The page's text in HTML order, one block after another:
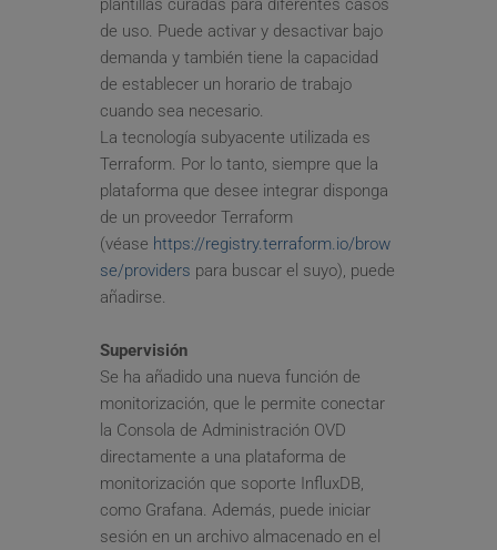
plantillas curadas para diferentes casos
de uso. Puede activar y desactivar bajo
demanda y también tiene la capacidad
de establecer un horario de trabajo
cuando sea necesario.
La tecnología subyacente utilizada es
Terraform. Por lo tanto, siempre que la
plataforma que desee integrar disponga
de un proveedor Terraform
(véase https://registry.terraform.io/brow
se/providers para buscar el suyo), puede
añadirse.
Supervisión
Se ha añadido una nueva función de
monitorización, que le permite conectar
la Consola de Administración OVD
directamente a una plataforma de
monitorización que soporte InfluxDB,
como Grafana. Además, puede iniciar
sesión en un archivo almacenado en el